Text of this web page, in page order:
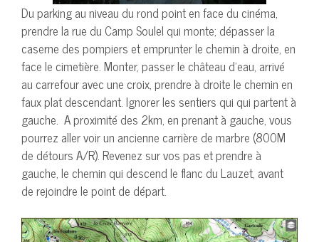
Du parking au niveau du rond point en face du cinéma,
prendre la rue du Camp Soulel qui monte; dépasser la
caserne des pompiers et emprunter le chemin à droite, en
face le cimetière. Monter, passer le château d’eau, arrivé
au carrefour avec une croix, prendre à droite le chemin en
faux plat descendant. Ignorer les sentiers qui qui partent à
gauche. A proximité des 2km, en prenant à gauche, vous
pourrez aller voir un ancienne carrière de marbre (800M
de détours A/R). Revenez sur vos pas et prendre à
gauche, le chemin qui descend le flanc du Lauzet, avant
de rejoindre le point de départ.